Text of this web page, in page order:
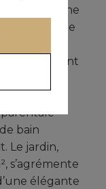
d’une
par une
raffinement
bain
Le jardin,
s’agrémente
élégante